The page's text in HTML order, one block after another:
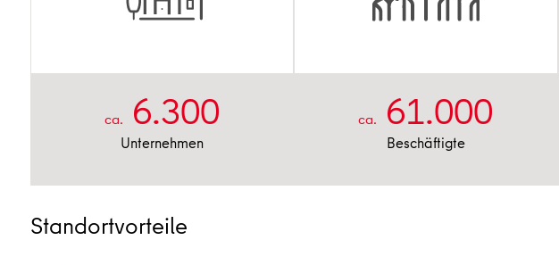
ca. 6.300
Unternehmen
ca. 61.000
Beschäftigte
Standortvorteile